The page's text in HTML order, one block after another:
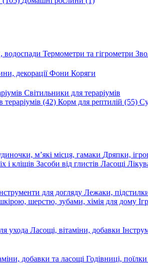
водоспади Термометри та гігрометри
декораціїФони Коряги
Світильники для тераріумів
тераріумів (42) Корм для рептилій (55)
м’які місця, гамаки Дряпки,
і кліщів Засоби від глистів Ласощі
для догляду Лежаки,
шерстю, зубами, хімія для дому
ухода Ласощі, вітаміни, добавки
добавки та ласощі Годівниці, поїлки